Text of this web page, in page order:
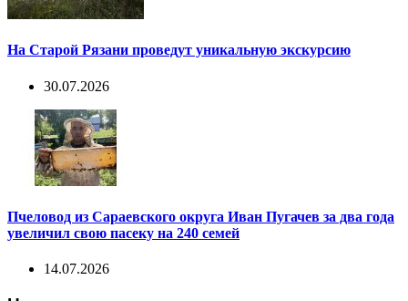
На Старой Рязани проведут уникальную экскурсию
30.07.2026
Пчеловод из Сараевского округа Иван Пугачев за два года
увеличил свою пасеку на 240 семей
14.07.2026